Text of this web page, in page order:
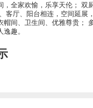
，全家欢愉，乐享天伦； 双
客厅、阳台相连，空间延展
帽间、卫生间、优雅尊贵；
趣。